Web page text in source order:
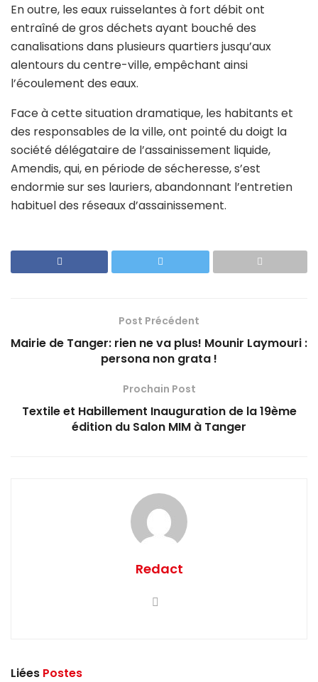
En outre, les eaux ruisselantes à fort débit ont
entraîné de gros déchets ayant bouché des
canalisations dans plusieurs quartiers jusqu’aux
alentours du centre-ville, empêchant ainsi
l’écoulement des eaux.
Face à cette situation dramatique, les habitants et
des responsables de la ville, ont pointé du doigt la
société délégataire de l’assainissement liquide,
Amendis, qui, en période de sécheresse, s’est
endormie sur ses lauriers, abandonnant l’entretien
habituel des réseaux d’assainissement.
Post Précédent
Mairie de Tanger: rien ne va plus! Mounir Laymouri :
persona non grata !
Prochain Post
Textile et Habillement Inauguration de la 19ème
édition du Salon MIM à Tanger
Redact
Liées Postes